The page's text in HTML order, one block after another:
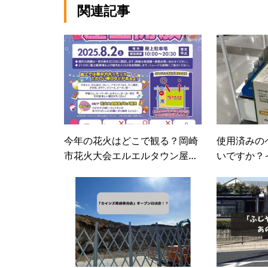
関連記事
今年の花火はどこで観る？岡崎
市花火大会エルエルタウン屋上
使用済みの
いですか？
した！